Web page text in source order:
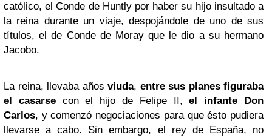
católico, el Conde de Huntly por haber su hijo insultado a
la reina durante un viaje, despojándole de uno de sus
títulos, el de Conde de Moray que le dio a su hermano
Jacobo.
La reina, llevaba años viuda, entre sus planes figuraba
el casarsecon el hijo de Felipe II,el infante Don
Carlos, y comenzó negociaciones para que ésto pudiera
llevarse a cabo. Sin embargo, el rey de España, no